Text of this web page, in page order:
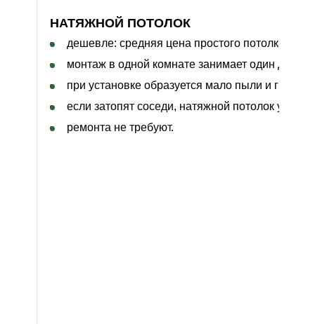
НАТЯЖНОЙ ПОТОЛОК
дешевле: средняя цена простого потолка в
монтаж в одной комнате занимает один день;
при установке образуется мало пыли и грязи,
если затопят соседи, натяжной потолок
ремонта не требуют.